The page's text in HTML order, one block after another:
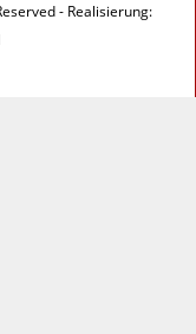
- Realisierung: